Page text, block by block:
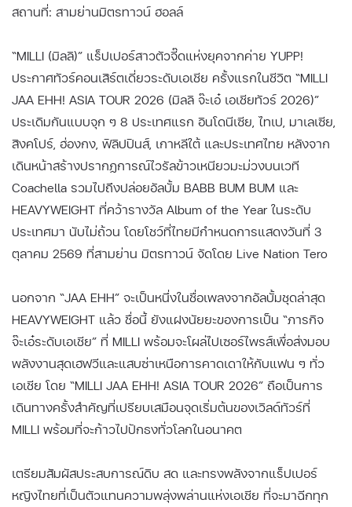
สถานที่: สามย่านมิตรทาวน์ ฮอลล์
“MILLI (มิลลิ)” แร็ปเปอร์สาวตัวจี๊ดแห่งยุคจากค่าย YUPP!
ประกาศทัวร์คอนเสิร์ตเดี่ยวระดับเอเชีย ครั้งแรกในชีวิต “MILLI
JAA EHH! ASIA TOUR 2026 (มิลลิ จ๊ะเอ๋ เอเชียทัวร์ 2026)”
ประเดิมกันแบบจุก ๆ 8 ประเทศแรก อินโดนีเซีย, ไทเป, มาเลเซีย,
สิงคโปร์, ฮ่องกง, ฟิลิปปินส์, เกาหลีใต้ และประเทศไทย หลังจาก
เดินหน้าสร้างปรากฏการณ์ไวรัลข้าวเหนียวมะม่วงบนเวที
Coachella รวมไปถึงปล่อยอัลบั้ม BABB BUM BUM และ
HEAVYWEIGHT ที่คว้ารางวัล Album of the Year ในระดับ
ประเทศมา นับไม่ถ้วน โดยโชว์ที่ไทยมีกำหนดการแสดงวันที่ 3
ตุลาคม 2569 ที่สามย่าน มิตรทาวน์ จัดโดย Live Nation Tero
นอกจาก “JAA EHH” จะเป็นหนึ่งในชื่อเพลงจากอัลบั้มชุดล่าสุด
HEAVYWEIGHT แล้ว ชื่อนี้ ยังแฝงนัยยะของการเป็น “ภารกิจ
จ๊ะเอ๋ระดับเอเชีย” ที่ MILLI พร้อมจะโผล่ไปเซอร์ไพรส์เพื่อส่งมอบ
พลังงานสุดเฮฟวีและแสบซ่าเหนือการคาดเดาให้กับแฟน ๆ ทั่ว
เอเชีย โดย “MILLI JAA EHH! ASIA TOUR 2026” ถือเป็นการ
เดินทางครั้งสำคัญที่เปรียบเสมือนจุดเริ่มต้นของเวิลด์ทัวร์ที่
MILLI พร้อมที่จะก้าวไปปักธงทั่วโลกในอนาคต
เตรียมสัมผัสประสบการณ์ดิบ สด และทรงพลังจากแร็ปเปอร์
หญิงไทยที่เป็นตัวแทนความพลุ่งพล่านแห่งเอเชีย ที่จะมาฉีกทุก